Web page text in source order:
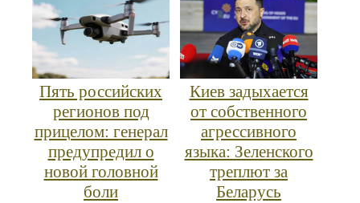
Пять российских
регионов под
прицелом: генерал
предупредил о
новой головной
боли
Киев задыхается
от собственного
агрессивного
языка: Зеленского
треплют за
Беларусь